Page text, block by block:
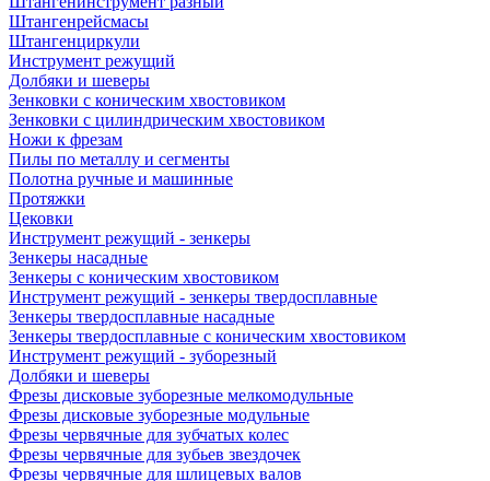
Штангенрейсмасы
Штангенциркули
Инструмент режущий
Долбяки и шеверы
Зенковки с коническим хвостовиком
Зенковки с цилиндрическим хвостовиком
Ножи к фрезам
Пилы по металлу и сегменты
Полотна ручные и машинные
Протяжки
Цековки
Инструмент режущий - зенкеры
Зенкеры насадные
Зенкеры с коническим хвостовиком
Инструмент режущий - зенкеры твердосплавные
Зенкеры твердосплавные насадные
Зенкеры твердосплавные с коническим хвостовиком
Инструмент режущий - зуборезный
Долбяки и шеверы
Фрезы дисковые зуборезные мелкомодульные
Фрезы дисковые зуборезные модульные
Фрезы червячные для зубчатых колес
Фрезы червячные для зубьев звездочек
Фрезы червячные для шлицевых валов